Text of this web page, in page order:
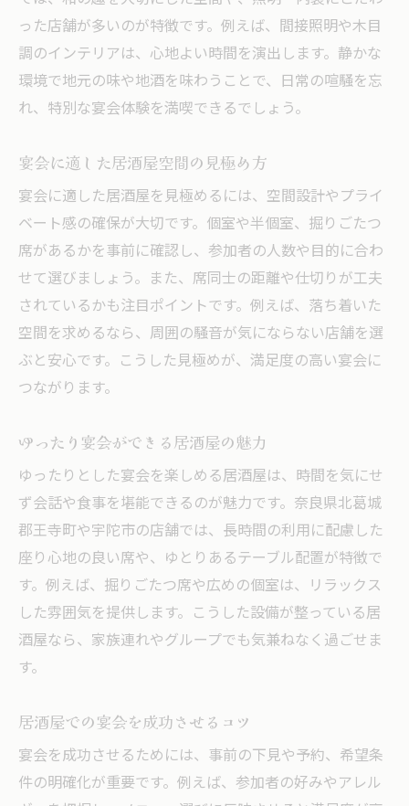
った店舗が多いのが特徴です。例えば、間接照明や木目
調のインテリアは、心地よい時間を演出します。静かな
環境で地元の味や地酒を味わうことで、日常の喧騒を忘
れ、特別な宴会体験を満喫できるでしょう。
宴会に適した居酒屋空間の見極め方
宴会に適した居酒屋を見極めるには、空間設計やプライ
ベート感の確保が大切です。個室や半個室、掘りごたつ
席があるかを事前に確認し、参加者の人数や目的に合わ
せて選びましょう。また、席同士の距離や仕切りが工夫
されているかも注目ポイントです。例えば、落ち着いた
空間を求めるなら、周囲の騒音が気にならない店舗を選
ぶと安心です。こうした見極めが、満足度の高い宴会に
つながります。
ゆったり宴会ができる居酒屋の魅力
ゆったりとした宴会を楽しめる居酒屋は、時間を気にせ
ず会話や食事を堪能できるのが魅力です。奈良県北葛城
郡王寺町や宇陀市の店舗では、長時間の利用に配慮した
座り心地の良い席や、ゆとりあるテーブル配置が特徴で
す。例えば、掘りごたつ席や広めの個室は、リラックス
した雰囲気を提供します。こうした設備が整っている居
酒屋なら、家族連れやグループでも気兼ねなく過ごせま
す。
居酒屋での宴会を成功させるコツ
宴会を成功させるためには、事前の下見や予約、希望条
件の明確化が重要です。例えば、参加者の好みやアレル